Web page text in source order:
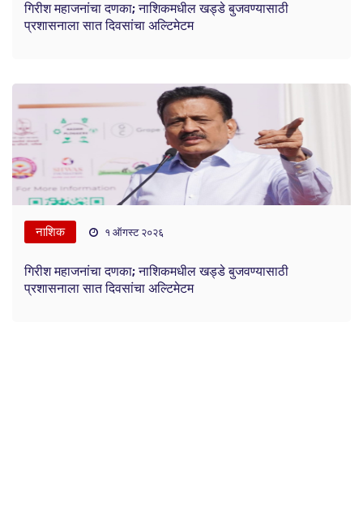
गिरीश महाजनांचा दणका; नाशिकमधील खड्डे बुजवण्यासाठी
प्रशासनाला सात दिवसांचा अल्टिमेटम
नाशिक १ ऑगस्ट २०२६
गिरीश महाजनांचा दणका; नाशिकमधील खड्डे बुजवण्यासाठी
प्रशासनाला सात दिवसांचा अल्टिमेटम